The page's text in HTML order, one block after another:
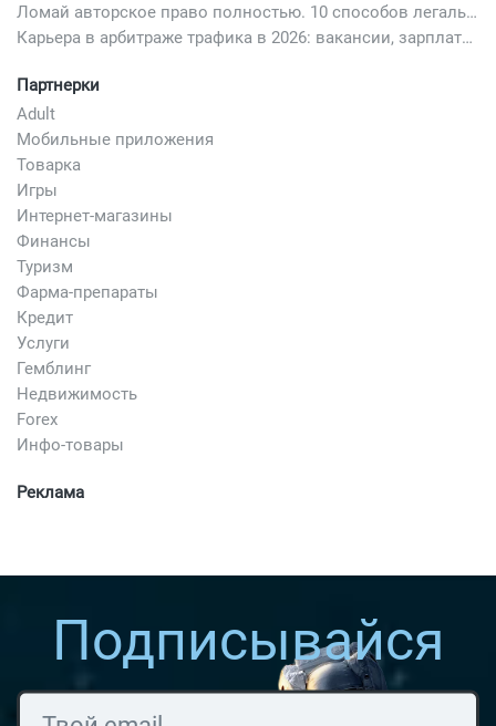
Ломай авторское право полностью. 10 способов легально добавить любимый трек в свой креатив
Карьера в арбитраже трафика в 2026: вакансии, зарплаты и как начать
Партнерки
Adult
Мобильные приложения
Товарка
Игры
Интернет-магазины
Финансы
Туризм
Фарма-препараты
Кредит
Услуги
Гемблинг
Недвижимость
Forex
Инфо-товары
Реклама
Подписывайся